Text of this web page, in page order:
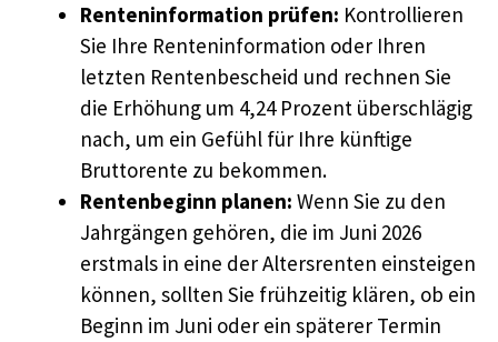
Renteninformation prüfen: Kontrollieren
Sie Ihre Renteninformation oder Ihren
letzten Rentenbescheid und rechnen Sie
die Erhöhung um 4,24 Prozent überschlägig
nach, um ein Gefühl für Ihre künftige
Bruttorente zu bekommen.
Rentenbeginn planen: Wenn Sie zu den
Jahrgängen gehören, die im Juni 2026
erstmals in eine der Altersrenten einsteigen
können, sollten Sie frühzeitig klären, ob ein
Beginn im Juni oder ein späterer Termin